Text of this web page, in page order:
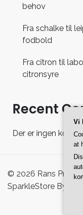
behov
Fra schalke til
fodbold
Fra citron til
citronsyre
Recent
Der er ingen
© 2026 Rans Pro
SparkleStore By
Vi
at